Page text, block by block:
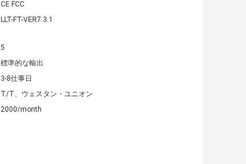
CE FCC
LLT-FT-VER7.3.1
5
標準的な輸出
3-8仕事日
T/T、ウェスタン・ユニオン
2000/month